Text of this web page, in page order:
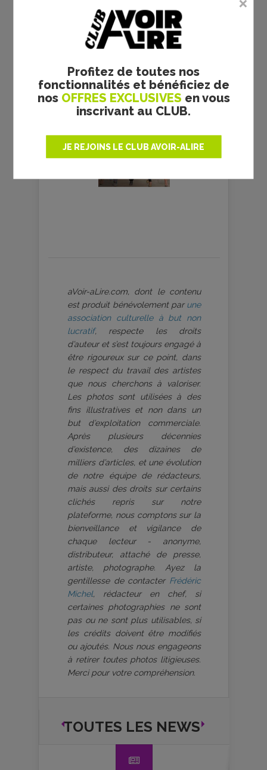
Profitez de toutes nos
fonctionnalités et bénéficiez de
nos OFFRES EXCLUSIVES en vous
inscrivant au CLUB.
JE REJOINS LE CLUB AVOIR-ALIRE
GALERIE PHOTOS
aVoir-aLire.com, dont le contenu
est produit bénévolement par une
association culturelle à but non
lucratif, respecte les droits
d’auteur et s’est toujours engagé à
être rigoureux sur ce point, dans
le respect du travail des artistes
que nous cherchons à valoriser.
Les photos sont utilisées à des
fins illustratives et non dans un
but d’exploitation commerciale.
Après plusieurs décennies
d’existence, des dizaines de
milliers d’articles, et une évolution
de notre équipe de rédacteurs,
mais aussi des droits sur certains
clichés repris sur notre
plateforme, nous comptons sur la
bienveillance et vigilance de
chaque lecteur - anonyme,
distributeur, attaché de presse,
artiste, photographe. Ayez la
gentillesse de contacter Frédéric
Michel, rédacteur en chef, si
certaines photographies ne sont
pas ou ne sont plus utilisables, si
les crédits doivent être modifiés
ou ajoutés. Nous nous engageons
à retirer toutes photos litigieuses.
Merci pour votre compréhension.
TOUTES LES NEWS